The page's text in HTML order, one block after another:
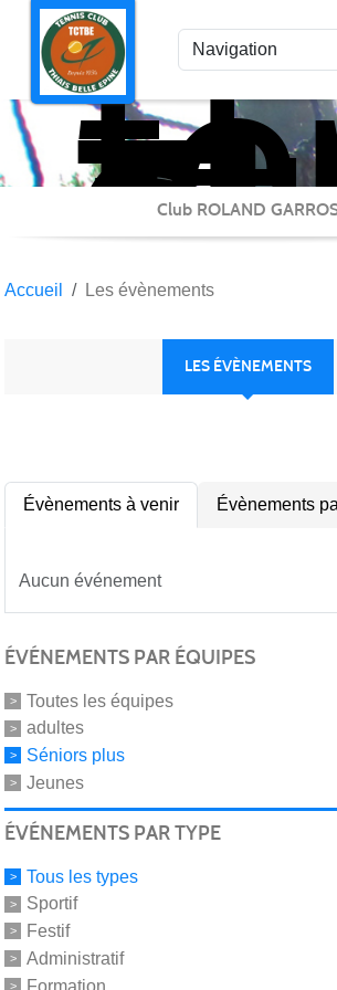
Club ROLAND
Accueil Les évènements
LES ÉVÈNEMENTS
Évènements à venir Évènements
Aucun événement
ÉVÉNEMENTS PAR ÉQUIPES
Toutes les équipes
adultes
Séniors plus
Jeunes
ÉVÉNEMENTS PAR TYPE
Tous les types
Sportif
Festif
Administratif
Formation
Panneau de gestion des cookies